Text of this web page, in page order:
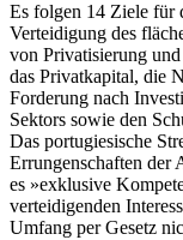
Es folgen 14 Ziele für
Verteidigung des
von Privatisierung
das Privatkapital, die
Forderung nach
Sektors sowie den
Das portugiesische
Errungenschaften der
es »exklusive
verteidigenden
Umfang per Gesetz